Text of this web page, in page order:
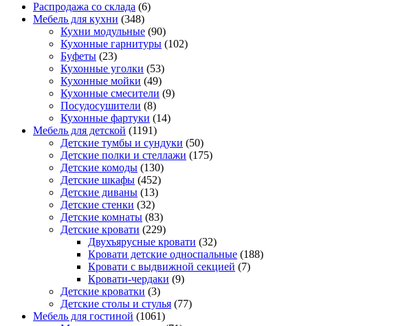
Распродажа со склада (6)
Мебель для кухни (348)
Кухни модульные (90)
Кухонные гарнитуры (102)
Буфеты (23)
Кухонные уголки (53)
Кухонные мойки (49)
Кухонные смесители (9)
Посудосушители (8)
Кухонные фартуки (14)
Мебель для детской (1191)
Детские тумбы и сундуки (50)
Детские полки и стеллажи (175)
Детские комоды (130)
Детские шкафы (452)
Детские диваны (13)
Детские стенки (32)
Детские комнаты (83)
Детские кровати (229)
Двухъярусные кровати (32)
Кровати детские односпальные (188)
Кровати с выдвижной секцией (7)
Кровати-чердаки (9)
Детские кроватки (3)
Детские столы и стулья (77)
Мебель для гостиной (1061)